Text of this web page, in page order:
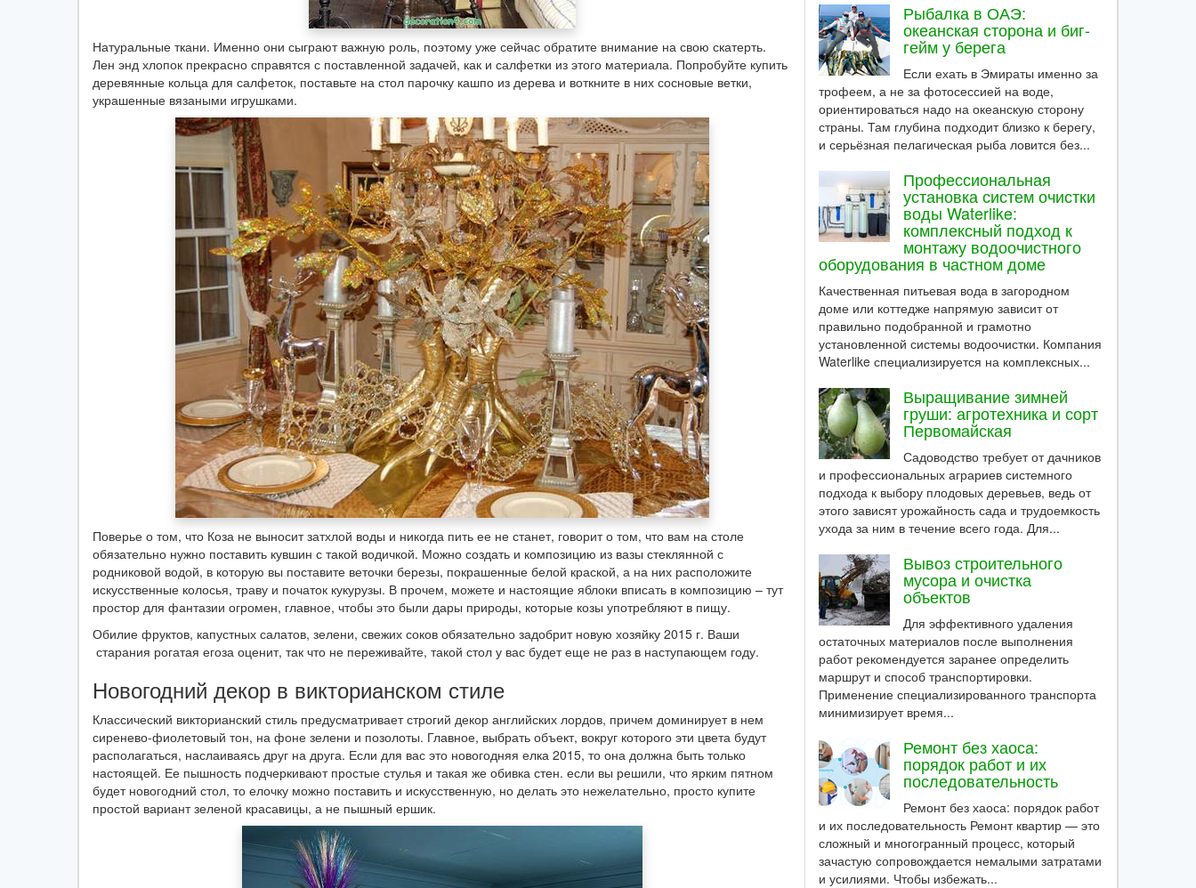
Натуральные ткани. Именно они сыграют важную роль, поэтому уже сейчас обратите внимание на свою скатерть.
Лен энд хлопок прекрасно справятся с поставленной задачей, как и салфетки из этого материала. Попробуйте купить
деревянные кольца для салфеток, поставьте на стол парочку кашпо из дерева и воткните в них сосновые ветки,
украшенные вязаными игрушками.
Поверье о том, что Коза не выносит затхлой воды и никогда пить ее не станет, говорит о том, что вам на столе
обязательно нужно поставить кувшин с такой водичкой. Можно создать и композицию из вазы стеклянной с
родниковой водой, в которую вы поставите веточки березы, покрашенные белой краской, а на них расположите
искусственные колосья, траву и початок кукурузы. В прочем, можете и настоящие яблоки вписать в композицию – тут
простор для фантазии огромен, главное, чтобы это были дары природы, которые козы употребляют в пищу.
Обилие фруктов, капустных салатов, зелени, свежих соков обязательно задобрит новую хозяйку 2015 г. Ваши
старания рогатая егоза оценит, так что не переживайте, такой стол у вас будет еще не раз в наступающем году.
Новогодний декор в викторианском стиле
Классический викторианский стиль предусматривает строгий декор английских лордов, причем доминирует в нем
сиренево-фиолетовый тон, на фоне зелени и позолоты. Главное, выбрать объект, вокруг которого эти цвета будут
располагаться, наслаиваясь друг на друга. Если для вас это новогодняя елка 2015, то она должна быть только
настоящей. Ее пышность подчеркивают простые стулья и такая же обивка стен. если вы решили, что ярким пятном
будет новогодний стол, то елочку можно поставить и искусственную, но делать это нежелательно, просто купите
простой вариант зеленой красавицы, а не пышный ершик.
Рыбалка в ОАЭ:
океанская сторона и биг-
гейм у берега
Если ехать в Эмираты именно за
трофеем, а не за фотосессией на воде,
ориентироваться надо на океанскую сторону
страны. Там глубина подходит близко к берегу,
и серьёзная пелагическая рыба ловится без...
Профессиональная
установка систем очистки
воды Waterlike:
комплексный подход к
монтажу водоочистного
оборудования в частном доме
Качественная питьевая вода в загородном
доме или коттедже напрямую зависит от
правильно подобранной и грамотно
установленной системы водоочистки. Компания
Waterlike специализируется на комплексных...
Выращивание зимней
груши: агротехника и сорт
Первомайская
Садоводство требует от дачников
и профессиональных аграриев системного
подхода к выбору плодовых деревьев, ведь от
этого зависят урожайность сада и трудоемкость
ухода за ним в течение всего года. Для...
Вывоз строительного
мусора и очистка
объектов
Для эффективного удаления
остаточных материалов после выполнения
работ рекомендуется заранее определить
маршрут и способ транспортировки.
Применение специализированного транспорта
минимизирует время...
Ремонт без хаоса:
порядок работ и их
последовательность
Ремонт без хаоса: порядок работ
и их последовательность Ремонт квартир — это
сложный и многогранный процесс, который
зачастую сопровождается немалыми затратами
и усилиями. Чтобы избежать...